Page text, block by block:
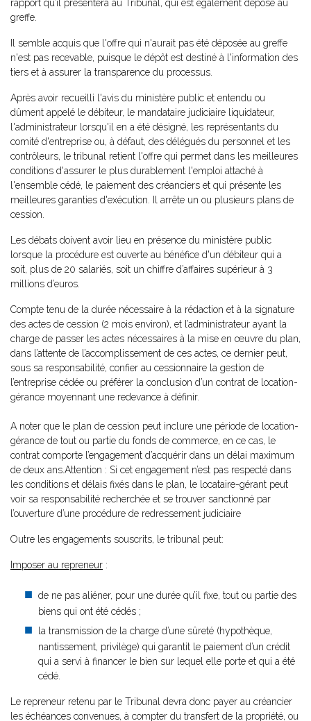
rapport qu’il présentera au Tribunal, qui est également déposé au
greffe.
Il semble acquis que l'offre qui n'aurait pas été déposée au greffe
n'est pas recevable, puisque le dépôt est destiné à l'information des
tiers et à assurer la transparence du processus.
Après avoir recueilli l'avis du ministère public et entendu ou
dûment appelé le débiteur, le mandataire judiciaire liquidateur,
l'administrateur lorsqu'il en a été désigné, les représentants du
comité d'entreprise ou, à défaut, des délégués du personnel et les
contrôleurs, le tribunal retient l'offre qui permet dans les meilleures
conditions d'assurer le plus durablement l'emploi attaché à
l'ensemble cédé, le paiement des créanciers et qui présente les
meilleures garanties d'exécution. Il arrête un ou plusieurs plans de
cession.
Les débats doivent avoir lieu en présence du ministère public
lorsque la procédure est ouverte au bénéfice d'un débiteur qui a
soit, plus de 20 salariés, soit un chiffre d’affaires supérieur à 3
millions d’euros.
Compte tenu de la durée nécessaire à la rédaction et à la signature
des actes de cession (2 mois environ), et l’administrateur ayant la
charge de passer les actes nécessaires à la mise en œuvre du plan,
dans l’attente de l’accomplissement de ces actes, ce dernier peut,
sous sa responsabilité, confier au cessionnaire la gestion de
l’entreprise cédée ou préférer la conclusion d’un contrat de location-
gérance moyennant une redevance à définir.
A noter que le plan de cession peut inclure une période de location-
gérance de tout ou partie du fonds de commerce, en ce cas, le
contrat comporte l’engagement d’acquérir dans un délai maximum
de deux ans.Attention : Si cet engagement n’est pas respecté dans
les conditions et délais fixés dans le plan, le locataire-gérant peut
voir sa responsabilité recherchée et se trouver sanctionné par
l’ouverture d’une procédure de redressement judiciaire
Outre les engagements souscrits, le tribunal peut:
Imposer au repreneur :
de ne pas aliéner, pour une durée qu’il fixe, tout ou partie des
biens qui ont été cédés ;
la transmission de la charge d’une sûreté (hypothèque,
nantissement, privilège) qui garantit le paiement d’un crédit
qui a servi à financer le bien sur lequel elle porte et qui a été
cédé.
Le repreneur retenu par le Tribunal devra donc payer au créancier
les échéances convenues, à compter du transfert de la propriété, ou